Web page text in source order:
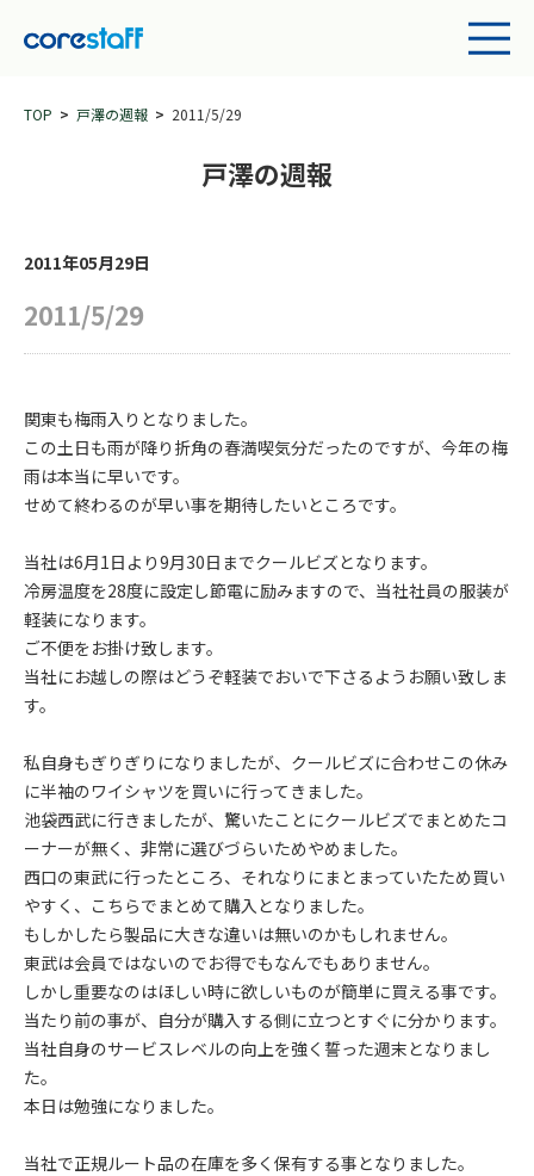
TOP 戸澤の週報 2011/5/29
戸澤の週報
2011年05月29日
2011/5/29
関東も梅雨入りとなりました。
この土日も雨が降り折角の春満喫気分だったのですが、今年の梅
雨は本当に早いです。
せめて終わるのが早い事を期待したいところです。
当社は6月1日より9月30日までクールビズとなります。
冷房温度を28度に設定し節電に励みますので、当社社員の服装が
軽装になります。
ご不便をお掛け致します。
当社にお越しの際はどうぞ軽装でおいで下さるようお願い致しま
す。
私自身もぎりぎりになりましたが、クールビズに合わせこの休み
に半袖のワイシャツを買いに行ってきました。
池袋西武に行きましたが、驚いたことにクールビズでまとめたコ
ーナーが無く、非常に選びづらいためやめました。
西口の東武に行ったところ、それなりにまとまっていたため買い
やすく、こちらでまとめて購入となりました。
もしかしたら製品に大きな違いは無いのかもしれません。
東武は会員ではないのでお得でもなんでもありません。
しかし重要なのはほしい時に欲しいものが簡単に買える事です。
当たり前の事が、自分が購入する側に立つとすぐに分かります。
当社自身のサービスレベルの向上を強く誓った週末となりまし
た。
本日は勉強になりました。
当社で正規ルート品の在庫を多く保有する事となりました。